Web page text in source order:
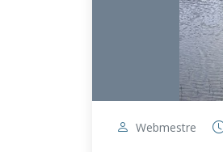
Webmestre